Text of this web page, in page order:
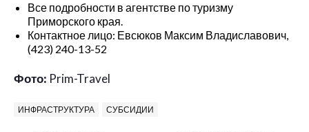
Все подробности в агентстве по туризму
Приморского края.
Контактное лицо: Евсюков Максим Владиславович,
(423) 240-13-52
Фото: Prim-Travel
ИНФРАСТРУКТУРА СУБСИДИИ